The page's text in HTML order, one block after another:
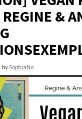
&
bySophiaNo